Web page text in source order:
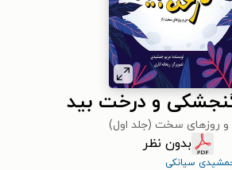
و درخت بید
روزهای سخت (جلد اول)
بدون نظر
سیانکی